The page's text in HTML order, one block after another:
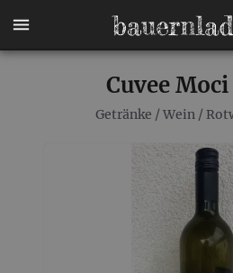
Cuvee Moci
Getränke / Wein /